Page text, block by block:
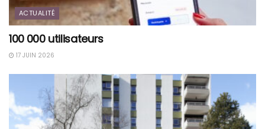
ACTUALITÉ
100 000 utilisateurs
17 JUIN 2026